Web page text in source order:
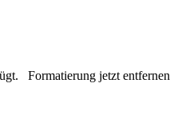
Formatierung jetzt entfernen